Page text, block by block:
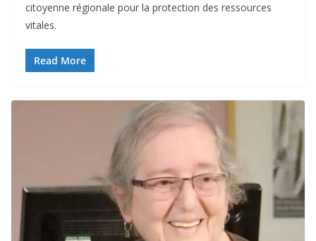
citoyenne régionale pour la protection des ressources
vitales.
Read More